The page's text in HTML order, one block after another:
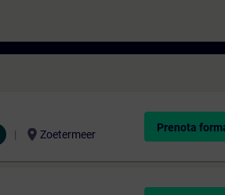
location_on Zoetermeer
Prenota